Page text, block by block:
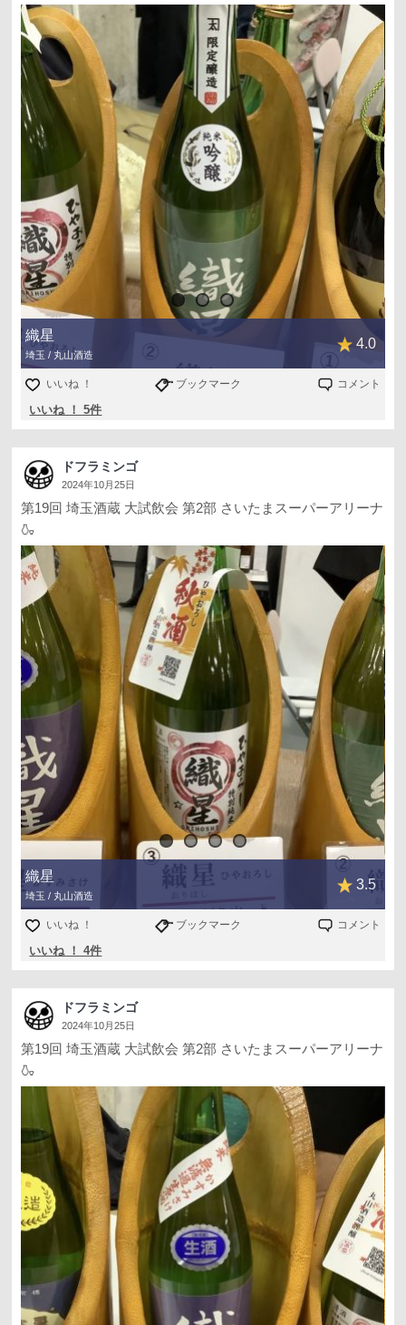
織星
埼玉 / 丸山酒造
4.0
いいね ！ ブックマーク コメント
いいね ！ 5件
ドフラミンゴ
2024年10月25日
第19回 埼玉酒蔵 大試飲会 第2部 さいたまスーパーアリーナ
🍶
織星
埼玉 / 丸山酒造
3.5
いいね ！ ブックマーク コメント
いいね ！ 4件
ドフラミンゴ
2024年10月25日
第19回 埼玉酒蔵 大試飲会 第2部 さいたまスーパーアリーナ
🍶